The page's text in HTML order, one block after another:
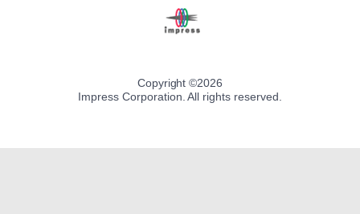
Copyright ©2026
Impress Corporation. All rights reserved.